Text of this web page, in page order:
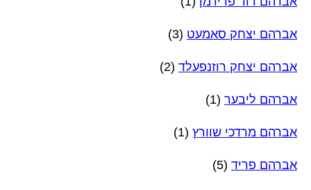
אברהם יצחק סאמעט (3)
אברהם יצחק רוזנפעלד (2)
אברהם ליבער (1)
אברהם מרדכי שוורץ (1)
אברהם פריד (5)